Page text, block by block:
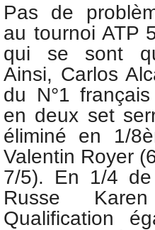
Pas de
au tournoi ATP
qui se sont
Ainsi, Carlos
du N°1
en deux set
éliminé en 1/
Valentin Royer
7/5). En 1/4
Russe
Qualification